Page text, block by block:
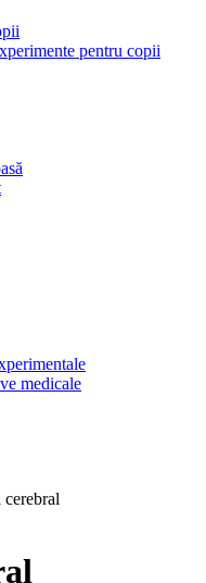
pentru copii
medicale